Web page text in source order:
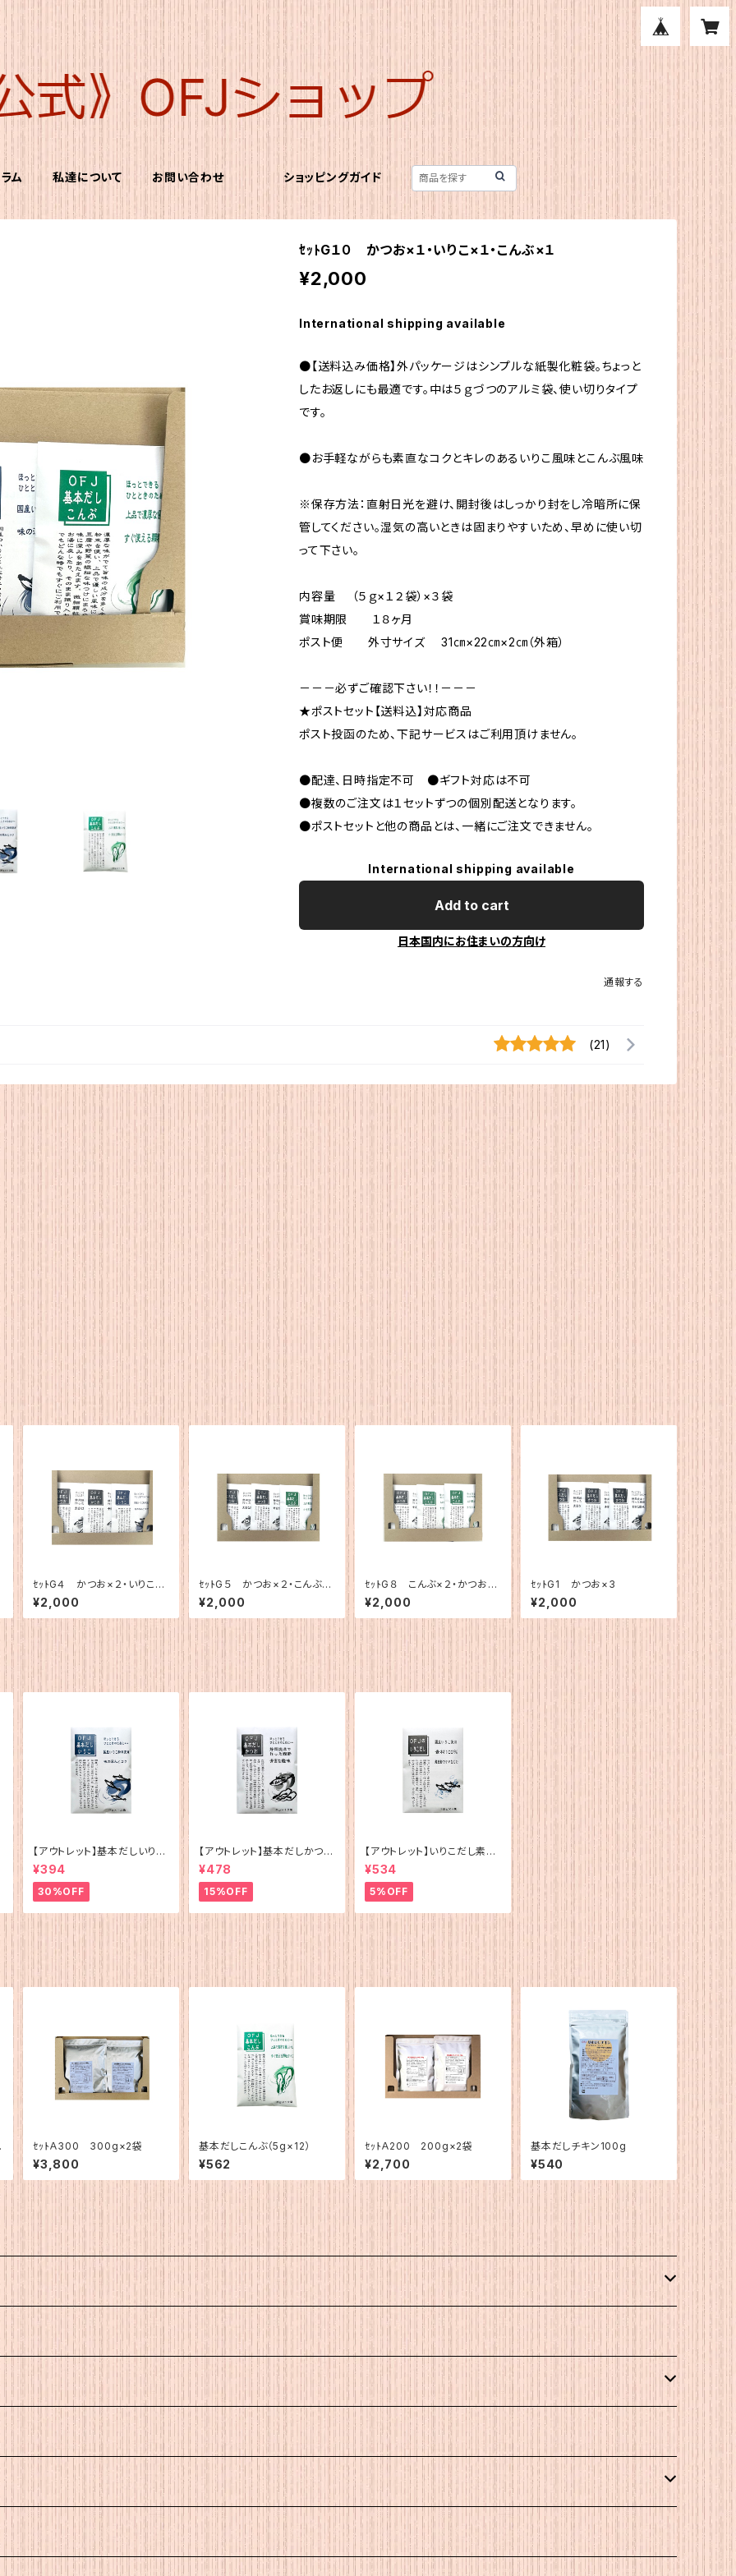
ム 私達について お問い合わせ ショッピングガイド
ｾｯﾄG１０ かつお×１・いりこ×１・こんぶ×１
¥2,000
International shipping available
●【送料込み価格】外パッケージはシンプルな紙製化粧袋。ちょっと
したお返しにも最適です。中は５ｇづつのアルミ袋、使い切りタイプ
です。
●お手軽ながらも素直なコクとキレのあるいりこ風味とこんぶ風味
※保存方法：直射日光を避け、開封後はしっかり封をし冷暗所に保
管してください。湿気の高いときは固まりやすいため、早めに使い切
って下さい。
内容量 （５ｇ×１２袋）×３袋
賞味期限 １８ヶ月
ポスト便 外寸サイズ 31㎝×22㎝×2㎝（外箱）
－－－必ずご確認下さい！！－－－
★ポストセット【送料込】対応商品
ポスト投函のため、下記サービスはご利用頂けません。
●配達、日時指定不可 ●ギフト対応は不可
●複数のご注文は１セットずつの個別配送となります。
●ポストセットと他の商品とは、一緒にご注文できません。
International shipping available
Add to cart
日本国内にお住まいの方向け
通報する
(21)
ｾｯﾄG４ かつお×２・いりこ×
１
¥2,000
ｾｯﾄG５ かつお×２・こんぶ×
１
¥2,000
ｾｯﾄG８ こんぶ×２・かつお×
１
¥2,000
ｾｯﾄG1 かつお×3
¥2,000
【アウトレット】基本だしいりこ
（5g×12）
¥394
30%OFF
【アウトレット】基本だしかつお
（5g×12）
¥478
15%OFF
【アウトレット】いりこだし素材
100%(15g×4)
¥534
5%OFF
ｾｯﾄＡ300 300g×2袋
¥3,800
基本だしこんぶ（5g×12）
¥562
ｾｯﾄＡ200 200g×2袋
¥2,700
基本だしチキン100g
¥540